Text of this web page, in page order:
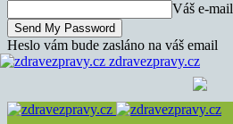
Váš e-mail
Heslo vám bude zasláno na váš email
zdravezpravy.cz